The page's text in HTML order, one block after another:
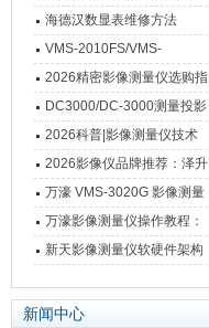
德汉数显表故障维修内容
海德汉数显表维修方法
VMS-2010FS/VMS-
3020FS/VMS-4030FS手动
影像测量仪技术参数
2026精密影像测量仪选购指
南 靠谱品牌一站式选型推荐
DC3000/DC-3000测量投影
仪万濠数据处理器数显表故
障维修方法
2026科普|影像测量仪技术
原理、分类及选型应用
2026影像仪品牌推荐：泽升
影像测量仪选型指南
万濠 VMS-3020G 影像测量
仪技术规格与应用解析
万濠影像测量仪操作教程：
从开机到出报告，新手也能
新天影像测量仪软硬件架构
新闻中心